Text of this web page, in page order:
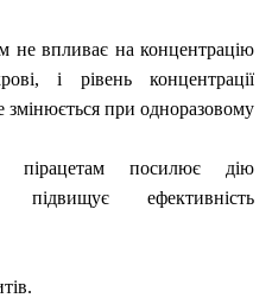
не впливає на концентрацію
і рівень концентрації
змінюється при одноразовому
посилює дію
підвищує ефективність